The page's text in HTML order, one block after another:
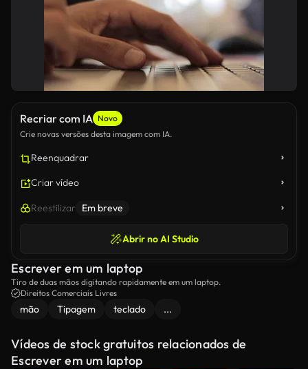
Recriar com IA Novo
Crie novas versões desta imagem com IA.
Reenquadrar
Criar vídeo
Reestilizar Em breve
Abrir no AI Studio
Escrever em um laptop
Tiro de duas mãos digitando rapidamente em um laptop.
Direitos Comerciais Livres
mão Tipagem teclado ...
Vídeos de stock gratuitos relacionados de
Escrever em um laptop